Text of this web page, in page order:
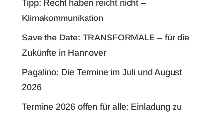
Tipp: Recht haben reicht nicht –
Klimakommunikation
Save the Date: TRANSFORMALE – für die
Zukünfte in Hannover
Pagalino: Die Termine im Juli und August
2026
Termine 2026 offen für alle: Einladung zu